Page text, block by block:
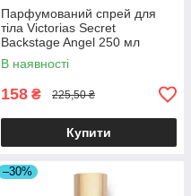
Парфумований спрей для
тіла Victorias Secret
Backstage Angel 250 мл
В наявності
158 ₴ 225,50 ₴
Купити
–30%